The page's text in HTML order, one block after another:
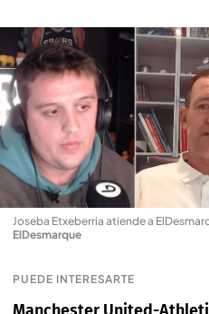
Joseba Etxeberria atiende a
ElDesmarque
PUEDE INTERESARTE